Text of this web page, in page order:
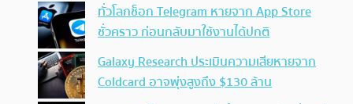
ทั่วโลกช็อก Telegram หายจาก App Store
ชั่วคราว ก่อนกลับมาใช้งานได้ปกติ
Galaxy Research ประเมินความเสียหายจาก
Coldcard อาจพุ่งสูงถึง $130 ล้าน